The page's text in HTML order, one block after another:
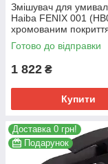
Змішувач для
Haiba FENIX 001
хромованим
гнучким підведенням
(HB0933)
Готово до відправки
1 822 ₴
Купити
Доставка 0 грн!
Подарунок